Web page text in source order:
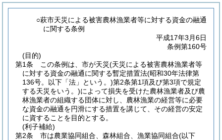
○萩市天災による被害農林漁業者等に対する資金の融通
に関する条例
平成17年3月6日
条例第160号
(目的)
第1条
この条例は、市が天災(天災による被害農林漁業者等
に対する資金の融通に関する暫定措置法(昭和30年法律第
136号。以下「法」という。)第2条第1項及び第3項で規定
する天災をいう。)によって損失を受けた農林漁業者及び農
林漁業者の組織する団体に対し、農林漁業の経営等に必要
な資金の融通を円滑にする措置を講じて、その経営の安定
に資することを目的とする。
(利子補給)
第2条
市は農業協同組合、森林組合、漁業協同組合(以下